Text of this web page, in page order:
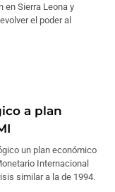
en Sierra Leona y
el poder al
a plan
un plan económico
Internacional
similar a la de 1994.